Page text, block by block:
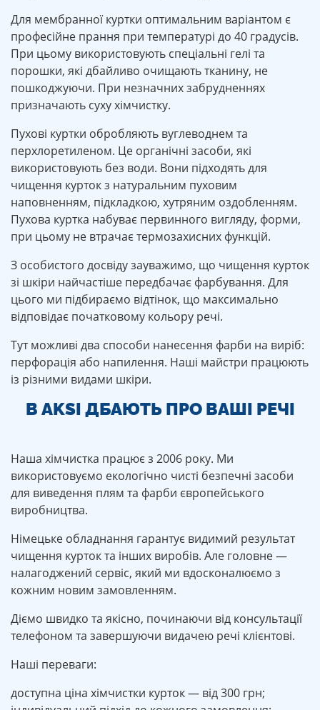
Для мембранної куртки оптимальним варіантом є
професійне прання при температурі до 40 градусів.
При цьому використовують спеціальні гелі та
порошки, які дбайливо очищають тканину, не
пошкоджуючи. При незначних забрудненнях
призначають суху хімчистку.
Пухові куртки обробляють вуглеводнем та
перхлоретиленом. Це органічні засоби, які
використовують без води. Вони підходять для
чищення курток з натуральним пуховим
наповненням, підкладкою, хутряним оздобленням.
Пухова куртка набуває первинного вигляду, форми,
при цьому не втрачає термозахисних функцій.
З особистого досвіду зауважимо, що чищення курток
зі шкіри найчастіше передбачає фарбування. Для
цього ми підбираємо відтінок, що максимально
відповідає початковому кольору речі.
Тут можливі два способи нанесення фарби на виріб:
перфорація або напилення. Наші майстри працюють
із різними видами шкіри.
В AKSI ДБАЮТЬ ПРО ВАШІ РЕЧІ
Наша хімчистка працює з 2006 року. Ми
використовуємо екологічно чисті безпечні засоби
для виведення плям та фарби європейського
виробництва.
Німецьке обладнання гарантує видимий результат
чищення курток та інших виробів. Але головне —
налагоджений сервіс, який ми вдосконалюємо з
кожним новим замовленням.
Діємо швидко та якісно, починаючи від консультації
телефоном та завершуючи видачею речі клієнтові.
Наші переваги:
доступна ціна хімчистки курток — від 300 грн;